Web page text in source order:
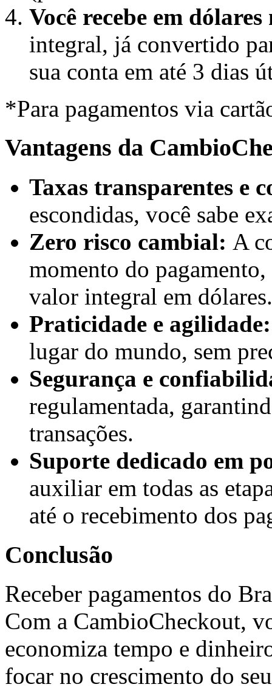
Você recebe em
integral, já convertido
sua conta em até 3 dias
*Para pagamentos via
Vantagens da
Taxas transparentes e
escondidas, você sabe
Zero risco cambial: A
momento do
valor integral em dólares.
Praticidade e agilidade:
lugar do mundo, sem
Segurança e
regulamentada,
transações.
Suporte dedicado em
auxiliar em todas as
até o recebimento dos
Conclusão
Receber pagamentos do
Com a CambioCheckout,
economiza tempo e
focar no crescimento do